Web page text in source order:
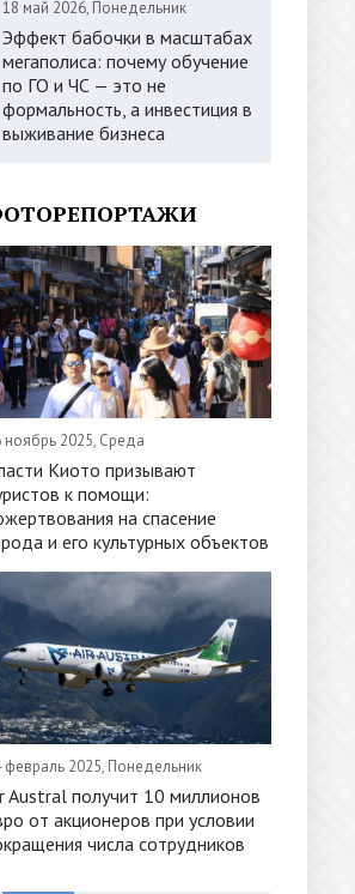
18 май 2026, Понедельник
Эффект бабочки в масштабах
мегаполиса: почему обучение
по ГО и ЧС — это не
формальность, а инвестиция в
выживание бизнеса
ноябрь 2025, Среда
Киото призывают
к помощи:
на спасение
и его культурных объектов
февраль 2025, Понедельник
Austral получит 10 миллионов
от акционеров при условии
числа сотрудников